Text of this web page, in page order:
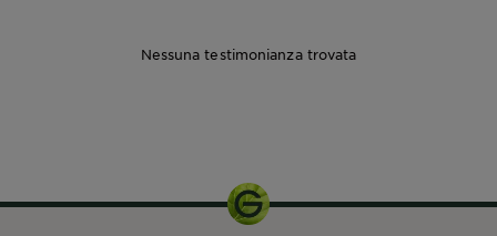
Nessuna testimonianza trovata